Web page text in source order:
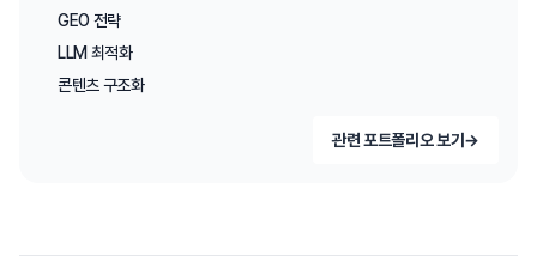
GEO 전략
LLM 최적화
콘텐츠 구조화
관련 포트폴리오 보기 →